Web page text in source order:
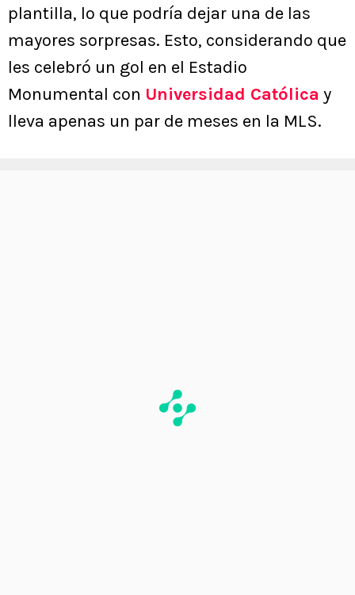
plantilla, lo que podría dejar una de las
mayores sorpresas. Esto, considerando que
les celebró un gol en el Estadio
Monumental con Universidad Católica y
lleva apenas un par de meses en la MLS.